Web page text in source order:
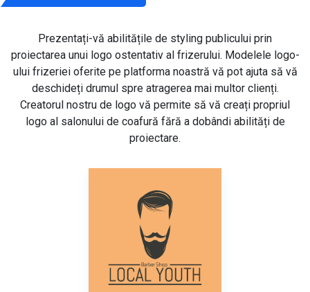
Prezentați-vă abilitățile de styling publicului prin
proiectarea unui logo ostentativ al frizerului. Modelele logo-
ului frizeriei oferite pe platforma noastră vă pot ajuta să vă
deschideți drumul spre atragerea mai multor clienți.
Creatorul nostru de logo vă permite să vă creați propriul
logo al salonului de coafură fără a dobândi abilități de
proiectare.